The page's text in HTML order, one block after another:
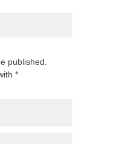
published.
*